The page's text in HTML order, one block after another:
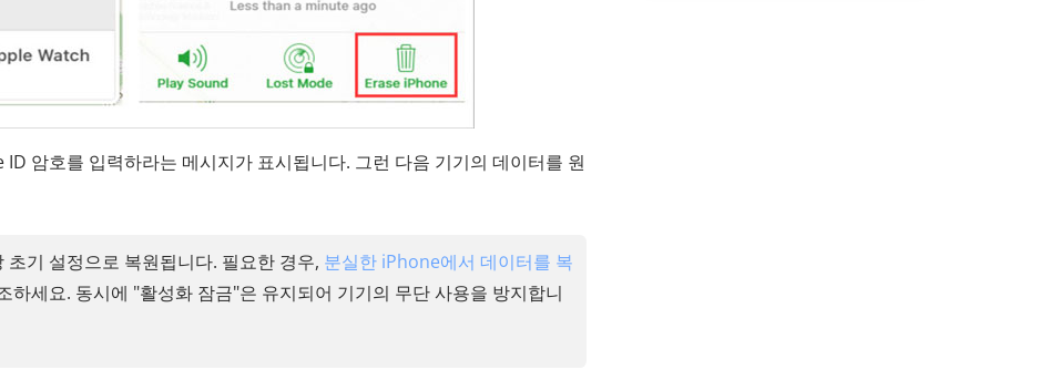
암호를 입력하라는 메시지가 표시됩니다. 그런 다음 기기의 데이터를 원
초기 설정으로 복원됩니다. 필요한 경우, 분실한 iPhone에서 데이터를 복
하세요. 동시에 "활성화 잠금"은 유지되어 기기의 무단 사용을 방지합니